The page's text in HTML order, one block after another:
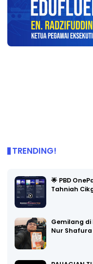
TRENDING!
🌟 PBD
Tahniah
Gemilang di
Nur